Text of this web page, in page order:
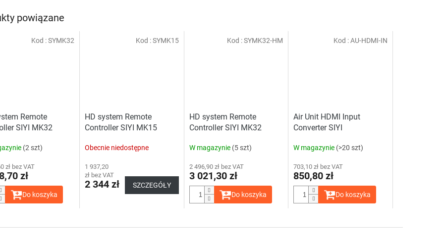
powiązane
Remote
SIYI MK32
Combo
(2 szt)
zł bez VAT
zł
Do koszyka
Kod :SYMK32
HD system Remote
Controller SIYI MK15
Standard Combo
Obecnie niedostępne
1 937,20
zł bez VAT
2 344 zł SZCZEGÓŁY
Kod :SYMK15
HD system Remote
Controller SIYI MK32
HDMI Sales Bundle
W magazynie (5 szt)
2 496,90 zł bez VAT
3 021,30 zł
Do koszyka
Kod :SYMK32-HM
Air Unit HDMI Input
Converter SIYI
W magazynie (>20 szt)
703,10 zł bez VAT
850,80 zł
Do koszyka
Kod :AU-HDMI-IN